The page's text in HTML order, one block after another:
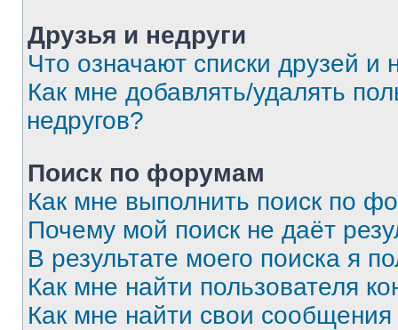
Друзья и недруги
Что означают списки друзей и
Как мне добавлять/удалять
недругов?
Поиск по форумам
Как мне выполнить поиск по
Почему мой поиск не даёт
В результате моего поиска я
Как мне найти пользователя
Как мне найти свои